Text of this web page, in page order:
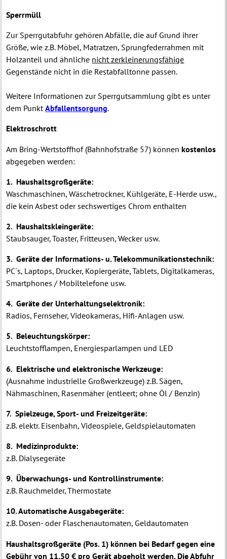
Sperrmüll
Zur Sperrgutabfuhr gehören Abfälle, die auf Grund ihrer
Größe, wie z.B. Möbel, Matratzen, Sprungfederrahmen mit
Holzanteil und ähnliche nicht zerkleinerungsfähige
Gegenstände nicht in die Restabfalltonne passen.
Weitere Informationen zur Sperrgutsammlung gibt es unter
dem PunktAbfallentsorgung.
Elektroschrott
Am Bring-Wertstoffhof (Bahnhofstraße 57) könnenkostenlos
abgegeben werden:
1. Haushaltsgroßgeräte:
Waschmaschinen, Wäschetrockner, Kühlgeräte, E-Herde usw.,
die kein Asbest oder sechswertiges Chrom enthalten
2. Haushaltskleingeräte:
Staubsauger, Toaster, Fritteusen, Wecker usw.
3. Geräte der Informations- u. Telekommunikationstechnik:
PC´s, Laptops, Drucker, Kopiergeräte, Tablets, Digitalkameras,
Smartphones / Mobiltelefone usw.
4. Geräte der Unterhaltungselektronik:
Radios, Fernseher, Videokameras, Hifi-Anlagen usw.
5. Beleuchtungskörper:
Leuchtstofflampen, Energiesparlampen und LED
6. Elektrische und elektronische Werkzeuge:
(Ausnahme industrielle Großwerkzeuge) z.B. Sägen,
Nähmaschinen, Rasenmäher (entleert; ohne Öl / Benzin)
7. Spielzeuge, Sport- und Freizeitgeräte:
z.B. elektr. Eisenbahn, Videospiele, Geldspielautomaten
8. Medizinprodukte:
z.B. Dialysegeräte
9. Überwachungs- und Kontrollinstrumente:
z.B. Rauchmelder, Thermostate
10. Automatische Ausgabegeräte:
z.B. Dosen- oder Flaschenautomaten, Geldautomaten
Haushaltsgroßgeräte (Pos. 1) können bei Bedarf gegen eine
Gebühr von 11,50 € pro Gerät abgeholt werden. Die Abfuhr